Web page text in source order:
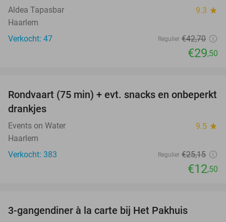
Aldea Tapasbar 9.3 star
Haarlem
Verkocht: 47
Regulier €42,70
€29,50
50%
Rondvaart (75 min) + evt. snacks en onbeperkt
drankjes
Events on Water 9.5 star
Haarlem
Verkocht: 383
Regulier €25,15
€12,50
3-gangendiner à la carte bij Het Pakhuis